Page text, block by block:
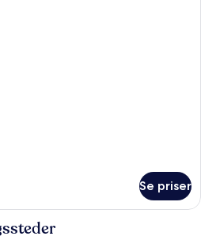
Se priser